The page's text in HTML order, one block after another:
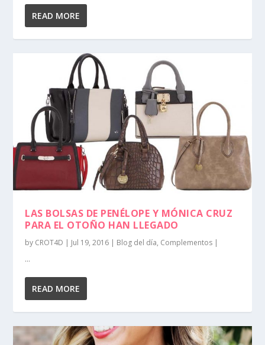
READ MORE
LAS BOLSAS DE PENÉLOPE Y MÓNICA CRUZ
PARA EL OTOÑO HAN LLEGADO
by CROT4D Jul 19, 2016 Blog del día, Complementos
...
READ MORE